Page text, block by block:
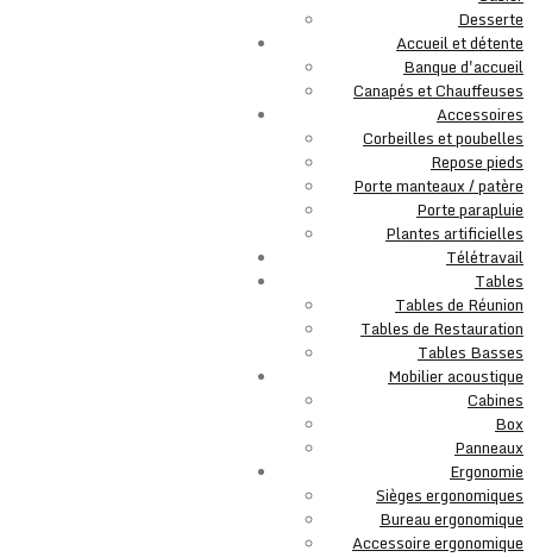
Desserte
Accueil et détente
Banque d'accueil
Canapés et Chauffeuses
Accessoires
Corbeilles et poubelles
Repose pieds
Porte manteaux / patère
Porte parapluie
Plantes artificielles
Télétravail
Tables
Tables de Réunion
Tables de Restauration
Tables Basses
Mobilier acoustique
Cabines
Box
Panneaux
Ergonomie
Sièges ergonomiques
Bureau ergonomique
Accessoire ergonomique